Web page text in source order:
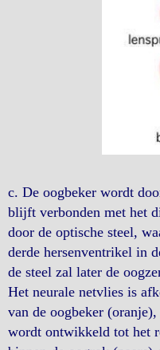
c. De oogbeker wordt
blijft verbonden met het
door de optische steel,
derde hersenventrikel in
de steel zal later de
Het neurale netvlies is
van de oogbeker
wordt ontwikkeld tot het